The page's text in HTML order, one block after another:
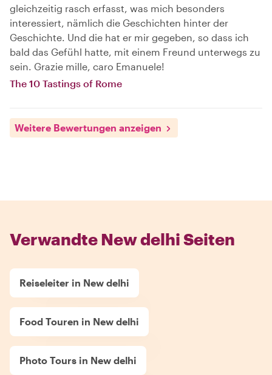
gleichzeitig rasch erfasst, was mich besonders
interessiert, nämlich die Geschichten hinter der
Geschichte. Und die hat er mir gegeben, so dass ich
bald das Gefühl hatte, mit einem Freund unterwegs zu
sein. Grazie mille, caro Emanuele!
The 10 Tastings of Rome
Weitere Bewertungen anzeigen
Verwandte New delhi Seiten
Reiseleiter in New delhi
Food Touren in New delhi
Photo Tours in New delhi